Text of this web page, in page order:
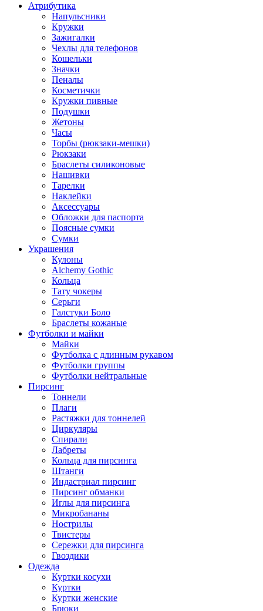
Атрибутика
Напульсники
Кружки
Зажигалки
Чехлы для телефонов
Кошельки
Значки
Пеналы
Косметички
Кружки пивные
Подушки
Жетоны
Часы
Торбы (рюкзаки-мешки)
Рюкзаки
Браслеты силиконовые
Нашивки
Тарелки
Наклейки
Аксессуары
Обложки для паспорта
Поясные сумки
Сумки
Украшения
Кулоны
Alchemy Gothic
Кольца
Тату чокеры
Серьги
Галстуки Боло
Браслеты кожаные
Футболки и майки
Майки
Футболка с длинным рукавом
Футболки группы
Футболки нейтральные
Пирсинг
Тоннели
Плаги
Растяжки для тоннелей
Циркуляры
Спирали
Лабреты
Кольца для пирсинга
Штанги
Индастриал пирсинг
Пирсинг обманки
Иглы для пирсинга
Микробананы
Нострилы
Твистеры
Сережки для пирсинга
Гвоздики
Одежда
Куртки косухи
Куртки
Куртки женские
Брюки